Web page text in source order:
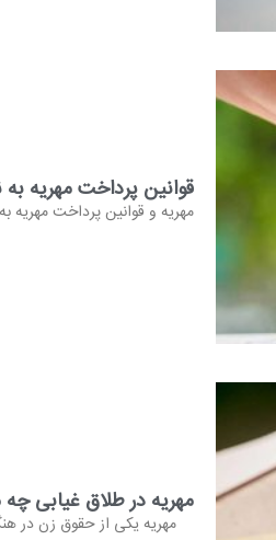
قوانین پرداخت مهریه به
مهریه و قوانین پرداخت مهریه
مهریه در طلاق غیابی
مهریه یکی از حقوق زن در